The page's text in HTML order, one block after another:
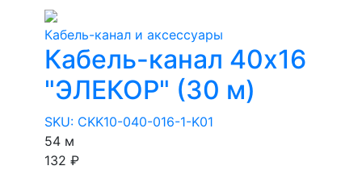
Кабель-канал и аксессуары
Кабель-канал 40х16
"ЭЛЕКОР" (30 м)
SKU: CKK10-040-016-1-K01
54 м
132 ₽